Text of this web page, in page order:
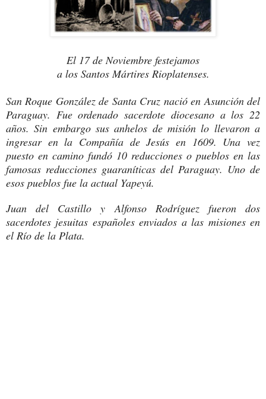
El 17 de Noviembre festejamos
a los Santos Mártires Rioplatenses.
San Roque González de Santa Cruz nació en Asunción del
Paraguay. Fue ordenado sacerdote diocesano a los 22
años. Sin embargo sus anhelos de misión lo llevaron a
ingresar en la Compañía de Jesús en 1609. Una vez
puesto en camino fundó 10 reducciones o pueblos en las
famosas reducciones guaraníticas del Paraguay. Uno de
esos pueblos fue la actual Yapeyú.
Juan del Castillo y Alfonso Rodríguez fueron dos
sacerdotes jesuitas españoles enviados a las misiones en
el Río de la Plata.